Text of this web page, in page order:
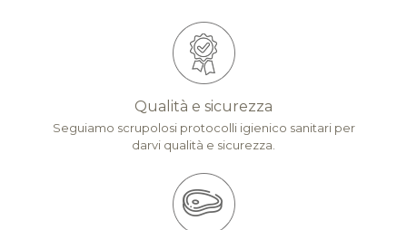
Qualità e sicurezza
Seguiamo scrupolosi protocolli igienico sanitari per
darvi qualità e sicurezza.